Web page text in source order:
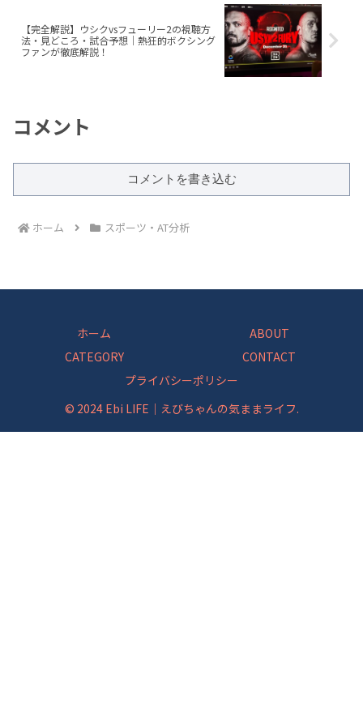
【完全解説】ウシクvsフューリー2の視聴方
法・見どころ・試合予想｜熱狂的ボクシング
ファンが徹底解説！
コメント
コメントを書き込む
ホーム スポーツ・AT分析
ホーム
ABOUT
CATEGORY
CONTACT
プライバシーポリシー
© 2024 Ebi LIFE｜えびちゃんの気ままライフ.